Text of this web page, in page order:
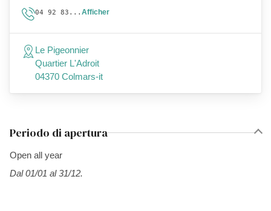
Periodo di apertura
Open all year
Dal 01/01 al 31/12.
04 92 83... Afficher
Le Pigeonnier
Quartier L'Adroit
04370 Colmars-it